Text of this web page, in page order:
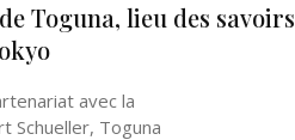
Toguna, lieu des savoirs
avec la
Schueller, Toguna